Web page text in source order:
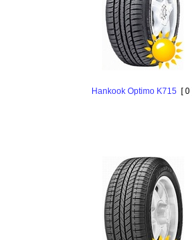
Hankоok Optimo K715 [ 0